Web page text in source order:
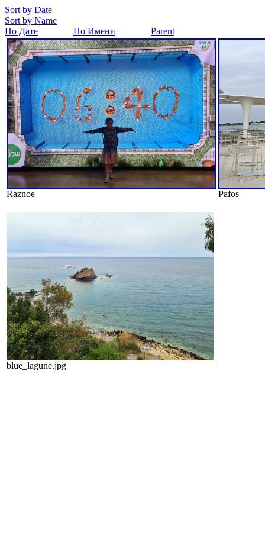
Sort by Date
Sort by Name
По Дате
По Имени Parent
Raznoe Pafos
blue_lagune.jpg